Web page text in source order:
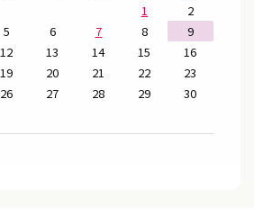
1
2
5 6 7 8
9
12 13 14 15
16
19 20 21 22
23
26 27 28 29
30